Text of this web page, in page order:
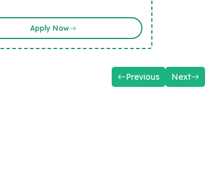
Apply Now
Previous Next